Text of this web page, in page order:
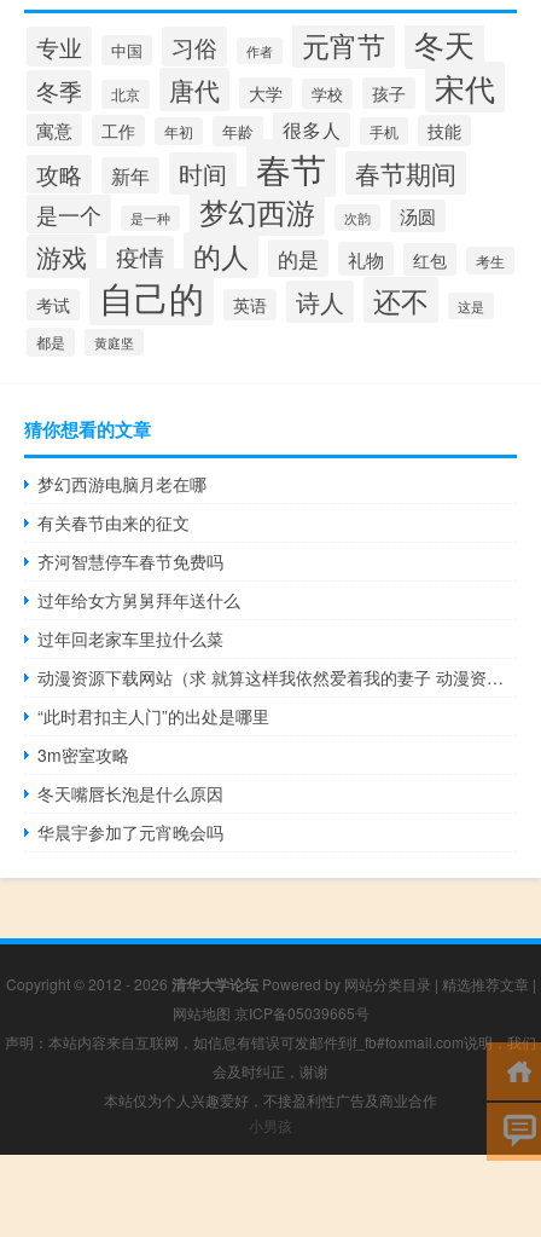
专业 中国 习俗 作者 元宵节 冬天
冬季 北京 唐代 大学 学校 孩子 宋代
寓意 工作 年初 年龄 很多人 手机 技能
攻略 新年 时间 春节 春节期间
是一个 是一种 梦幻西游 次韵 汤圆
游戏 疫情 的人 的是 礼物 红包 考生
考试 自己的 英语 诗人 还不 这是
都是 黄庭坚
猜你想看的文章
梦幻西游电脑月老在哪
有关春节由来的征文
齐河智慧停车春节免费吗
过年给女方舅舅拜年送什么
过年回老家车里拉什么菜
动漫资源下载网站（求 就算这样我依然爱着我的妻子 动漫资源）
“此时君扣主人门”的出处是哪里
3m密室攻略
冬天嘴唇长泡是什么原因
华晨宇参加了元宵晚会吗
Copyright © 2012 - 2026 清华大学论坛Powered by 网站分类目录 | 精选推荐文章 |
网站地图 京ICP备05039665号
声明：本站内容来自互联网，如信息有错误可发邮件到f_fb#foxmail.com说明，我们
会及时纠正，谢谢
本站仅为个人兴趣爱好，不接盈利性广告及商业合作
小男孩